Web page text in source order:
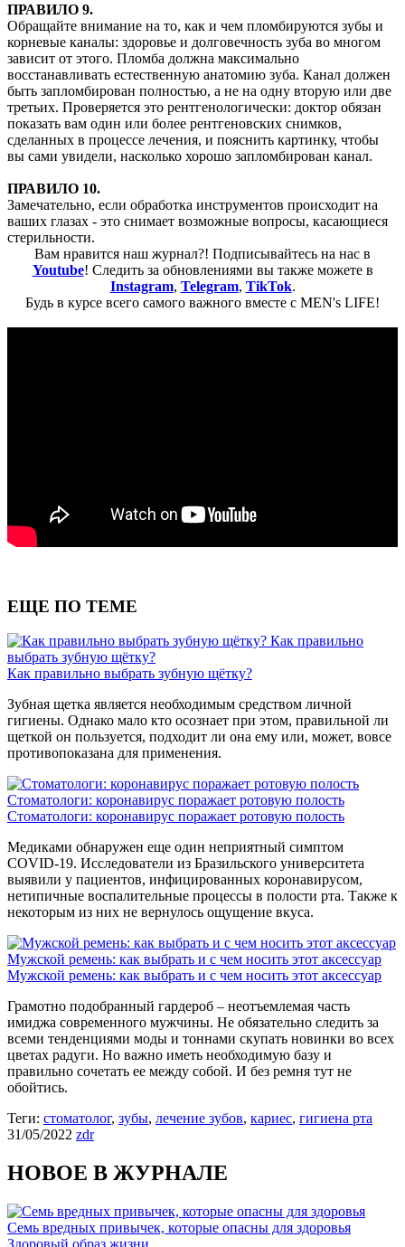
ПРАВИЛО 9.
Обращайте внимание на то, как и чем пломбируются зубы и
корневые каналы: здоровье и долговечность зуба во многом
зависит от этого. Пломба должна максимально
восстанавливать естественную анатомию зуба. Канал должен
быть запломбирован полностью, а не на одну вторую или две
третьих. Проверяется это рентгенологически: доктор обязан
показать вам один или более рентгеновских снимков,
сделанных в процессе лечения, и пояснить картинку, чтобы
вы сами увидели, насколько хорошо запломбирован канал.
ПРАВИЛО 10.
Замечательно, если обработка инструментов происходит на
ваших глазах - это снимает возможные вопросы, касающиеся
стерильности.
Вам нравится наш журнал?! Подписывайтесь на нас в
Youtube! Следить за обновлениями вы также можете в
Instagram, Telegram, TikTok.
Будь в курсе всего самого важного вместе с MEN's LIFE!
ЕЩЕ ПО ТЕМЕ
Как правильно
выбрать зубную щётку?
Как правильно выбрать зубную щётку?
Зубная щетка является необходимым средством личной
гигиены. Однако мало кто осознает при этом, правильной ли
щеткой он пользуется, подходит ли она ему или, может, вовсе
противопоказана для применения.
Стоматологи: коронавирус поражает ротовую полость
Стоматологи: коронавирус поражает ротовую полость
Медиками обнаружен еще один неприятный симптом
COVID-19. Исследователи из Бразильского университета
выявили у пациентов, инфицированных коронавирусом,
нетипичные воспалительные процессы в полости рта. Также к
некоторым из них не вернулось ощущение вкуса.
Мужской ремень: как выбрать и с чем носить этот аксессуар
Мужской ремень: как выбрать и с чем носить этот аксессуар
Грамотно подобранный гардероб – неотъемлемая часть
имиджа современного мужчины. Не обязательно следить за
всеми тенденциями моды и тоннами скупать новинки во всех
цветах радуги. Но важно иметь необходимую базу и
правильно сочетать ее между собой. И без ремня тут не
обойтись.
Теги: стоматолог, зубы, лечение зубов, кариес, гигиена рта
31/05/2022 zdr
НОВОЕ В ЖУРНАЛЕ
Семь вредных привычек, которые опасны для здоровья